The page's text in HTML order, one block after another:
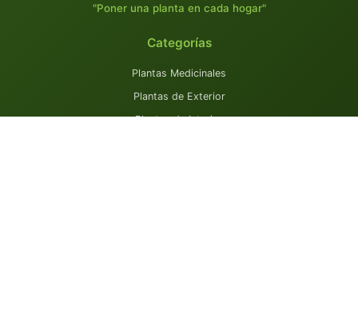
"Poner una planta en cada hogar"
Categorías
Plantas Medicinales
Plantas de Exterior
Plantas de Interior